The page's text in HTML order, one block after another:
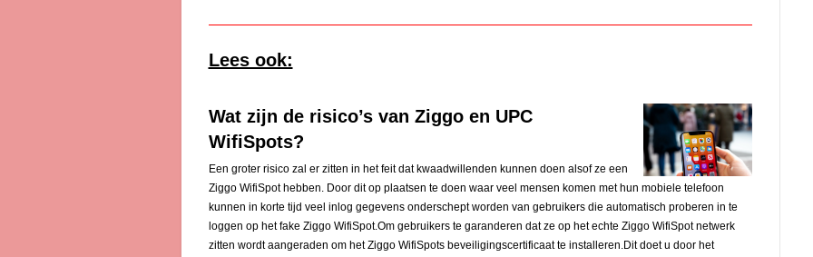
Lees ook:
Wat zijn de risico’s van Ziggo en UPC
WifiSpots?
Een groter risico zal er zitten in het feit dat kwaadwillenden kunnen doen alsof ze een
Ziggo WifiSpot hebben. Door dit op plaatsen te doen waar veel mensen komen met hun mobiele telefoon
kunnen in korte tijd veel inlog gegevens onderschept worden van gebruikers die automatisch proberen in te
loggen op het fake Ziggo WifiSpot.Om gebruikers te garanderen dat ze op het echte Ziggo WifiSpot netwerk
zitten wordt aangeraden om het Ziggo WifiSpots beveiligingscertificaat te installeren.Dit doet u door het